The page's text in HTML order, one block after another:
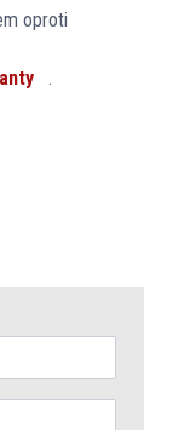
oproti
.